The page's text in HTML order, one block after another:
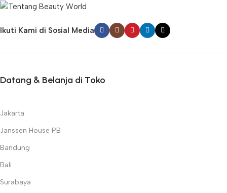
Ikuti Kami di Sosial Media
Datang & Belanja di Toko
Jakarta
Janssen House PB
Bandung
Bali
Surabaya